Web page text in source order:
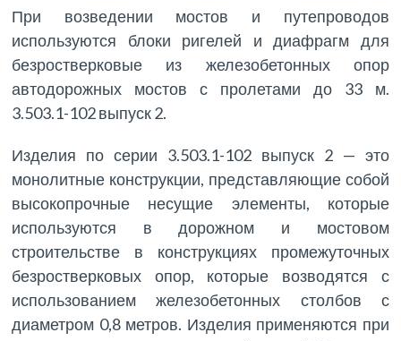
При возведении мостов и путепроводов
используются блоки ригелей и диафрагм для
безростверковые из железобетонных опор
автодорожных мостов с пролетами до 33 м.
3.503.1-102 выпуск 2.
Изделия по серии 3.503.1-102 выпуск 2 — это
монолитные конструкции, представляющие собой
высокопрочные несущие элементы, которые
используются в дорожном и мостовом
строительстве в конструкциях промежуточных
безростверковых опор, которые возводятся с
использованием железобетонных столбов с
диаметром 0,8 метров. Изделия применяются при